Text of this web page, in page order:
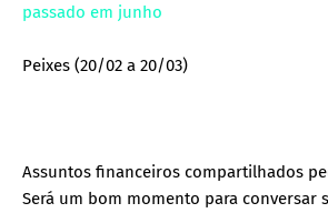
passado em junho
Peixes (20/02 a 20/03)
Assuntos financeiros compartilhados
Será um bom momento para conversar